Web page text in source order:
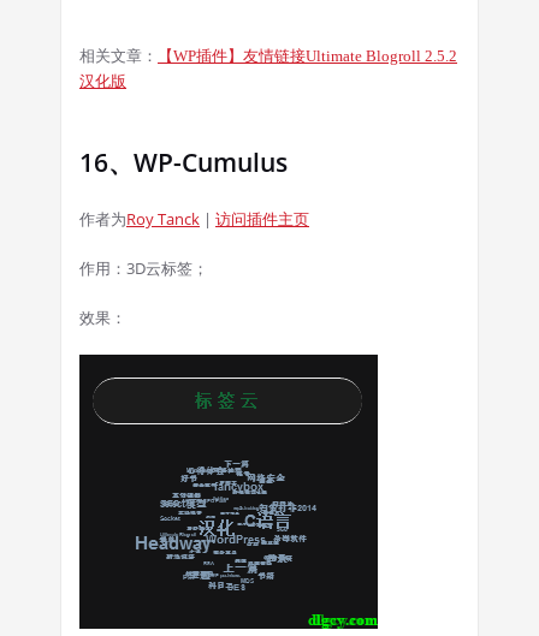
相关文章： 【WP插件】友情链接Ultimate Blogroll 2.5.2
汉化版
16、WP-Cumulus
作者为Roy Tanck | 访问插件主页
作用：3D云标签；
效果：